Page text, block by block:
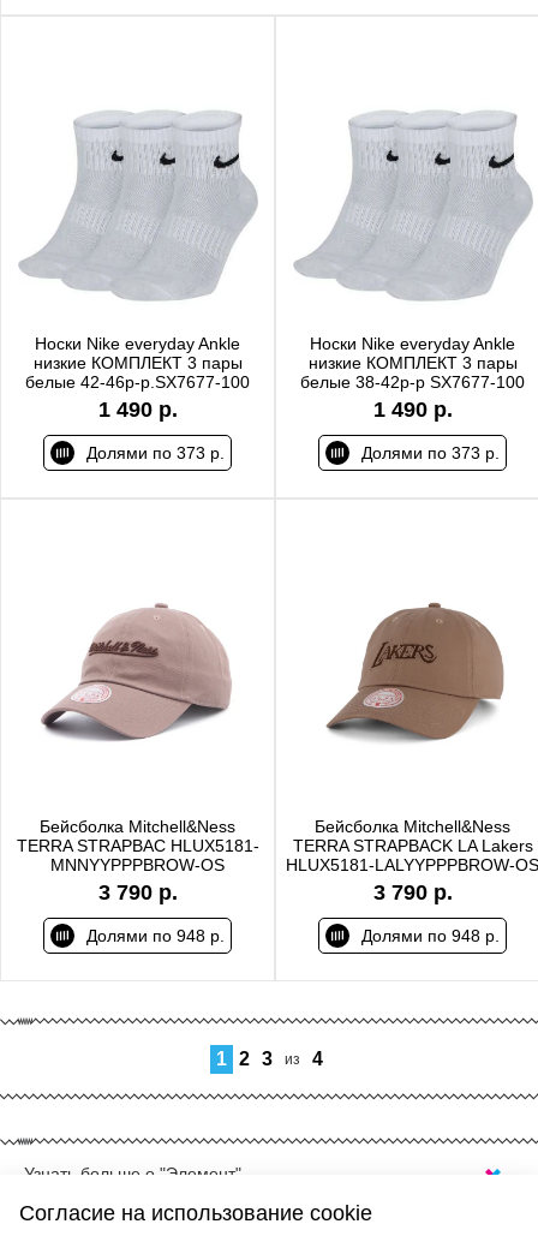
Носки Nike everyday Ankle
низкие КОМПЛЕКТ 3 пары
белые 42-46р-р.SX7677-100
1 490 р.
Долями по 373 р.
Носки Nike everyday Ankle
низкие КОМПЛЕКТ 3 пары
белые 38-42р-р SX7677-100
1 490 р.
Долями по 373 р.
Бейсболка Mitchell&Ness
TERRA STRAPBAC HLUX5181-
MNNYYPPPBROW-OS
3 790 р.
Долями по 948 р.
Бейсболка Mitchell&Ness
TERRA STRAPBACK LA Lakers
HLUX5181-LALYYPPPBROW-OS
3 790 р.
Долями по 948 р.
1 2 3 из 4
Узнать больше о "Элемент"
Согласие на использование cookie